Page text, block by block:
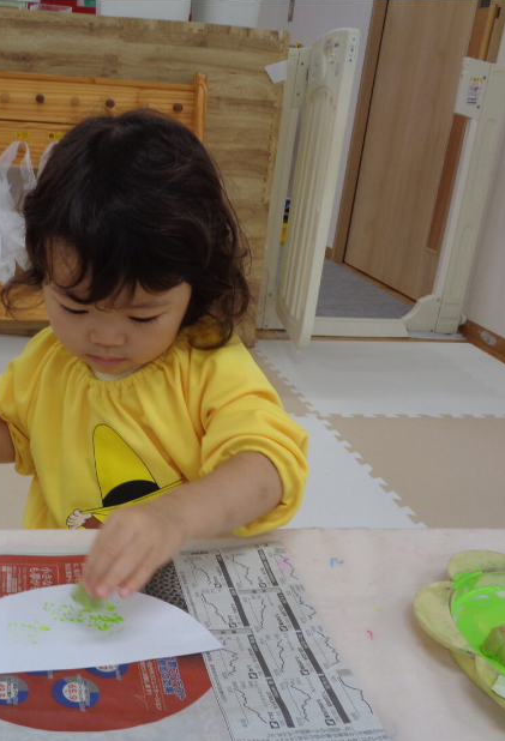
稚園 園児募集要項
育
の理想
美⽊多チコス
美⽊多チコスについて
美⽊多チコスブログ